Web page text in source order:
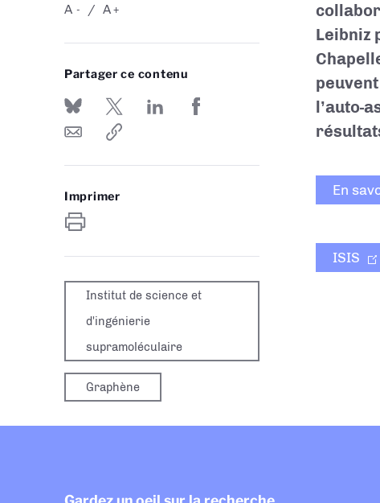
-
A +
A
Partager ce contenu
Imprimer
Institut de science et
d'ingénierie
supramoléculaire
Graphène
Leibniz
l’auto-
En
ISIS